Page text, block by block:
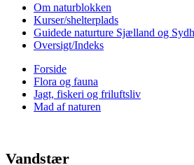
Om naturblokken
Kurser/shelterplads
Guidede naturture Sjælland og
Oversigt/Indeks
Forside
Flora og fauna
Jagt, fiskeri og friluftsliv
Mad af naturen
Vandstær